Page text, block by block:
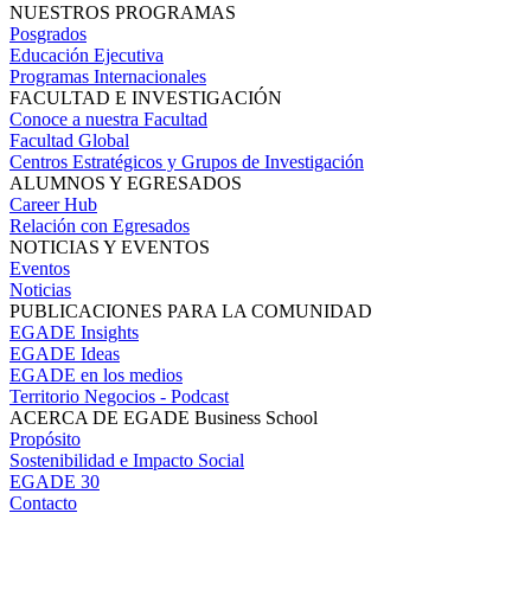
NUESTROS PROGRAMAS
Posgrados
Educación Ejecutiva
Programas Internacionales
FACULTAD E INVESTIGACIÓN
Conoce a nuestra Facultad
Facultad Global
Centros Estratégicos y Grupos de Investigación
ALUMNOS Y EGRESADOS
Career Hub
Relación con Egresados
NOTICIAS Y EVENTOS
Eventos
Noticias
PUBLICACIONES PARA LA COMUNIDAD
EGADE Insights
EGADE Ideas
EGADE en los medios
Territorio Negocios - Podcast
ACERCA DE EGADE Business School
Propósito
Sostenibilidad e Impacto Social
EGADE 30
Contacto